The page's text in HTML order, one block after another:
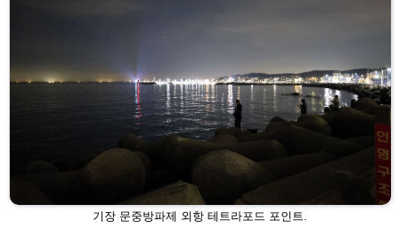
기장 문중방파제 외항 테트라포드 포인트.